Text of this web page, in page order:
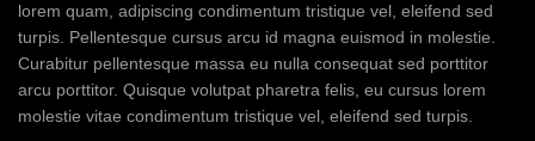
lorem quam, adipiscing condimentum tristique vel, eleifend sed
turpis. Pellentesque cursus arcu id magna euismod in molestie.
Curabitur pellentesque massa eu nulla consequat sed porttitor
arcu porttitor. Quisque volutpat pharetra felis, eu cursus lorem
molestie vitae condimentum tristique vel, eleifend sed turpis.